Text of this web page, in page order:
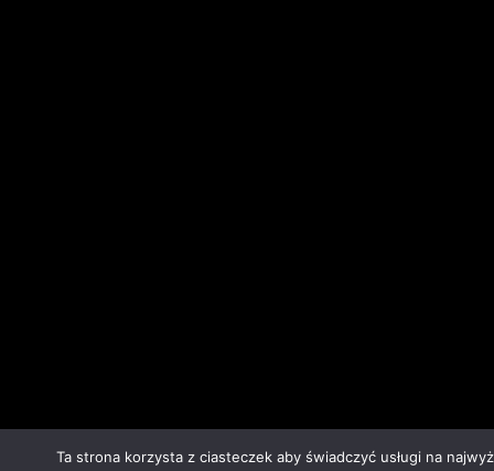
Ta strona korzysta z ciasteczek aby świadczyć usługi na